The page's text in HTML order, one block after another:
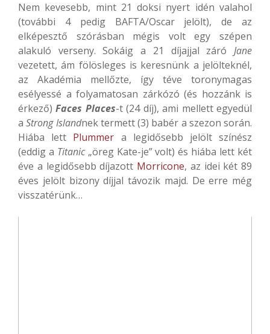
Nem kevesebb, mint 21 doksi nyert idén valahol
(további 4 pedig BAFTA/Oscar jelölt), de az
elképesztő szórásban mégis volt egy szépen
alakuló verseny. Sokáig a 21 díjajjal záró Jane
vezetett, ám fölösleges is keresnünk a jelölteknél,
az Akadémia mellőzte, így téve toronymagas
esélyessé a folyamatosan zárkózó (és hozzánk is
érkező)Faces Places-t (24 díj), ami mellett egyedül
aStrong Islandnek termett (3) babér a szezon során.
Hiába lett Plummer a legidősebb jelölt színész
(eddig a Titanic„öreg Kate-je” volt) és hiába lett két
éve a legidősebb díjazott Morricone, az idei két 89
éves jelölt bizony díjjal távozik majd. De erre még
visszatérünk…